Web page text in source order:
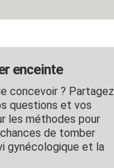
enceinte
concevoir ? Partagez
questions et vos
les méthodes pour
de tomber
gynécologique et la